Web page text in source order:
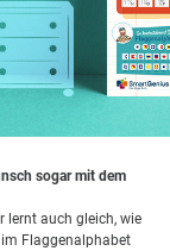
sogar mit dem
lernt auch gleich, wie
Flaggenalphabet